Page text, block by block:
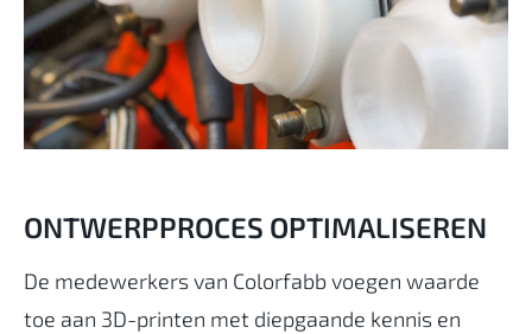
ONTWERPPROCES OPTIMALISEREN
De medewerkers van Colorfabb voegen waarde
toe aan 3D-printen met diepgaande kennis en